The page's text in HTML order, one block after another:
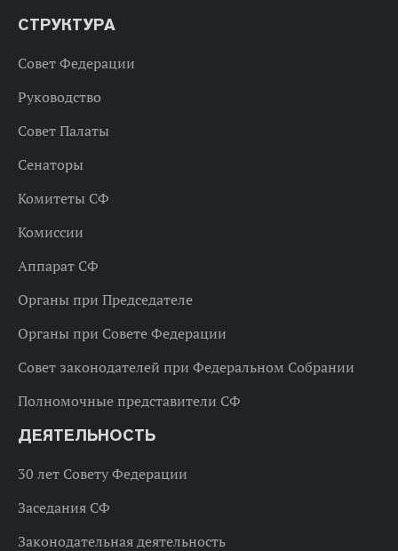
СТРУКТУРА
Совет Федерации
Руководство
Совет Палаты
Сенаторы
Комитеты СФ
Комиссии
Аппарат СФ
Органы при Председателе
Органы при Совете Федерации
Совет законодателей при Федеральном Собрании
Полномочные представители СФ
ДЕЯТЕЛЬНОСТЬ
30 лет Совету Федерации
Заседания СФ
Законодательная деятельность